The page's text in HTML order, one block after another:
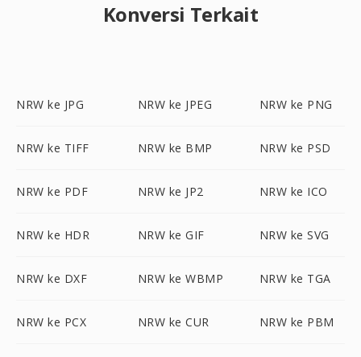
Konversi Terkait
NRW ke JPG NRW ke JPEG NRW ke PNG
NRW ke TIFF NRW ke BMP NRW ke PSD
NRW ke PDF NRW ke JP2 NRW ke ICO
NRW ke HDR NRW ke GIF NRW ke SVG
NRW ke DXF NRW ke WBMP NRW ke TGA
NRW ke PCX NRW ke CUR NRW ke PBM